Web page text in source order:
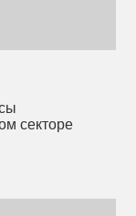
секторе